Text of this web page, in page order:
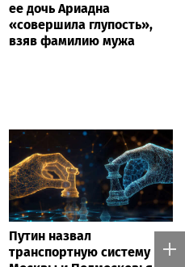
ее дочь Ариадна
«совершила глупость»,
взяв фамилию мужа
Путин назвал
транспортную систему